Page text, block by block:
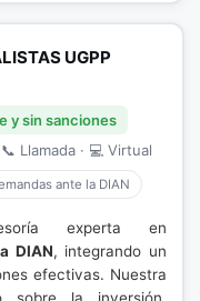
UGPP
y sin sanciones
Llamada · 💻 Virtual
ante la DIAN
experta en
DIAN, integrando un
efectivas. Nuestra